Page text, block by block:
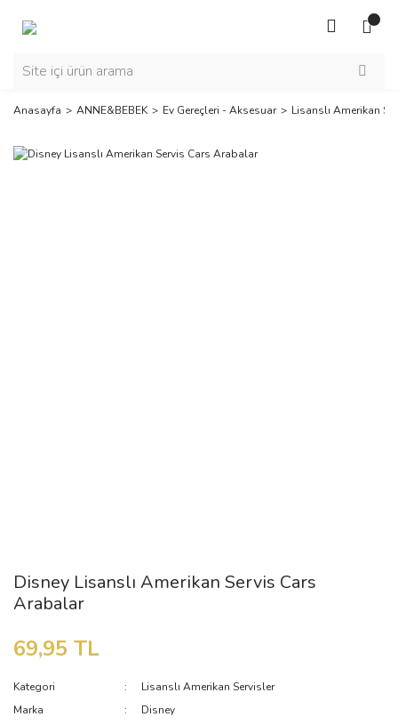
Anasayfa ANNE&BEBEK Ev Gereçleri - Aksesuar Lisanslı Amerikan
Disney Lisanslı Amerikan Servis Cars
Arabalar
69,95 TL
Kategori
Lisanslı Amerikan Servisler
Marka
Disney